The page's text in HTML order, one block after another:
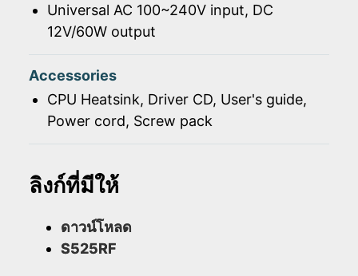
Universal AC 100~240V input, DC
12V/60W output
Accessories
CPU Heatsink, Driver CD, User's guide,
Power cord, Screw pack
ลิงก์ที่มีให้
ดาวน์โหลด
S525RF